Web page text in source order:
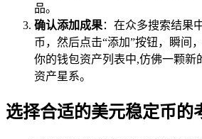
品。
确认添加成果：在众多搜索结果
币，然后点击“添加”按钮，瞬间
你的钱包资产列表中,仿佛一颗新
资产星系。
选择合适的美元稳定币的